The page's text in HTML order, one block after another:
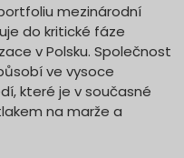
mezinárodní
do kritické fáze
v Polsku. Společnost
ve vysoce
které je v současné
na marže a